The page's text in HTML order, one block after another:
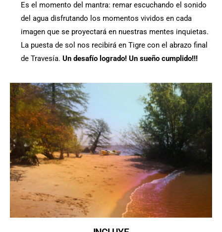
Es el momento del mantra: remar escuchando el sonido
del agua disfrutando los momentos vividos en cada
imagen que se proyectará en nuestras mentes inquietas.
La puesta de sol nos recibirá en Tigre con el abrazo final
de Travesía. Un desafío logrado! Un sueño cumplido!!!